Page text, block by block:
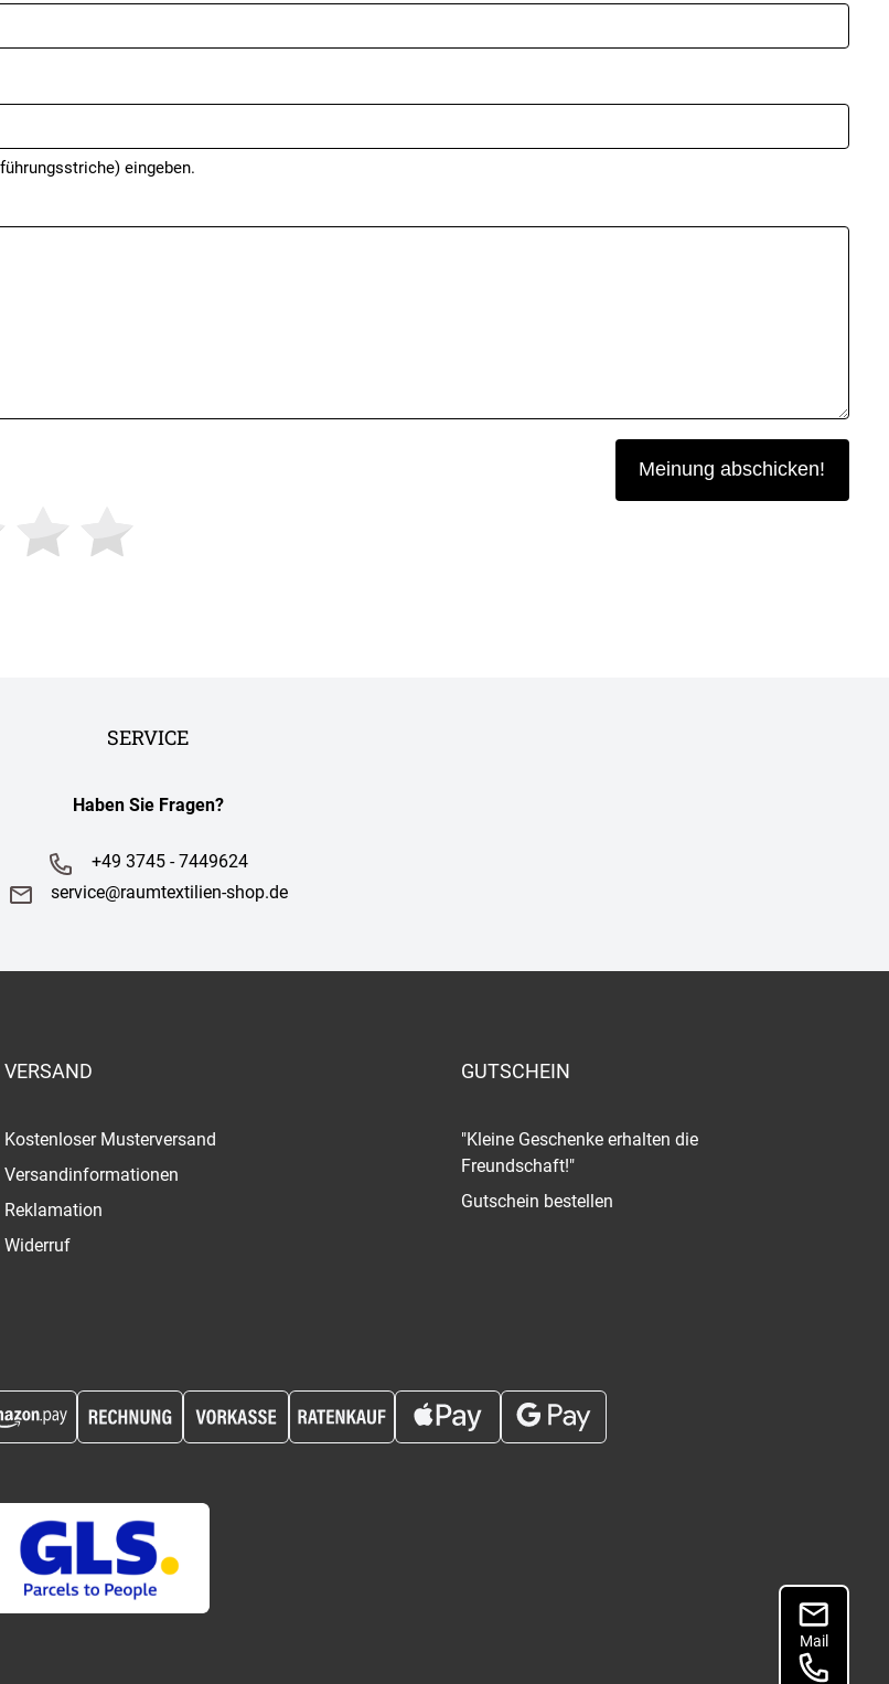
eingeben.
SERVICE
Haben Sie Fragen?
+49 3745 - 7449624
service@raumtextilien-shop.de
VERSAND
Kostenloser Musterversand
Versandinformationen
Reklamation
Widerruf
GUTSCHEIN
"Kleine Geschenke erhalten die
Freundschaft!"
Gutschein bestellen
Mail